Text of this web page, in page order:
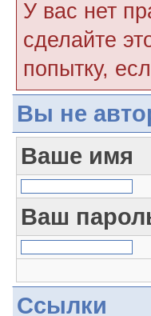
У вас нет
сделайте
попытку,
Вы не
Ваше имя
Ваш
Ссылки